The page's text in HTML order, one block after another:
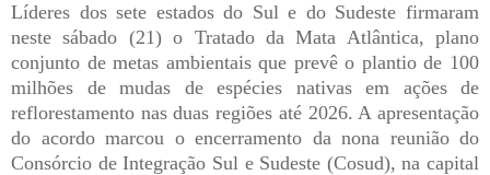
Líderes dos sete estados do Sul e do Sudeste firmaram
neste sábado (21) o Tratado da Mata Atlântica, plano
conjunto de metas ambientais que prevê o plantio de 100
milhões de mudas de espécies nativas em ações de
reflorestamento nas duas regiões até 2026. A apresentação
do acordo marcou o encerramento da nona reunião do
Consórcio de Integração Sul e Sudeste (Cosud), na capital